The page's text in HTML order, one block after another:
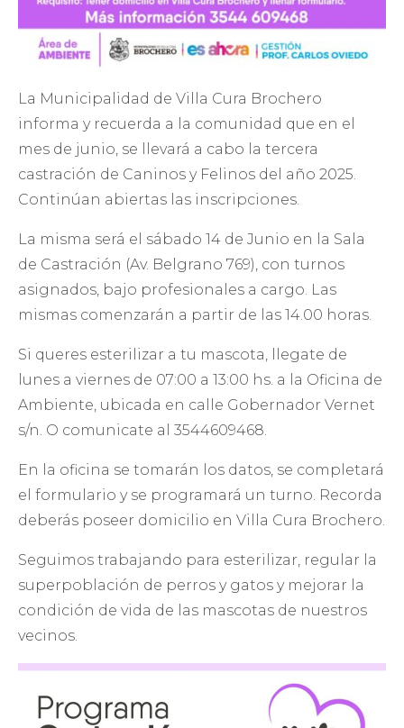
La Municipalidad de Villa Cura Brochero
informa y recuerda a la comunidad que en el
mes de junio, se llevará a cabo la tercera
castración de Caninos y Felinos del año 2025.
Continúan abiertas las inscripciones.
La misma será el sábado 14 de Junio en la Sala
de Castración (Av. Belgrano 769), con turnos
asignados, bajo profesionales a cargo. Las
mismas comenzarán a partir de las 14.00 horas.
Si queres esterilizar a tu mascota, llegate de
lunes a viernes de 07:00 a 13:00 hs. a la Oficina de
Ambiente, ubicada en calle Gobernador Vernet
s/n. O comunicate al 3544609468.
En la oficina se tomarán los datos, se completará
el formulario y se programará un turno. Recorda
deberás poseer domicilio en Villa Cura Brochero.
Seguimos trabajando para esterilizar, regular la
superpoblación de perros y gatos y mejorar la
condición de vida de las mascotas de nuestros
vecinos.